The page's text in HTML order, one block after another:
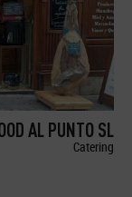
AL PUNTO SL
Catering